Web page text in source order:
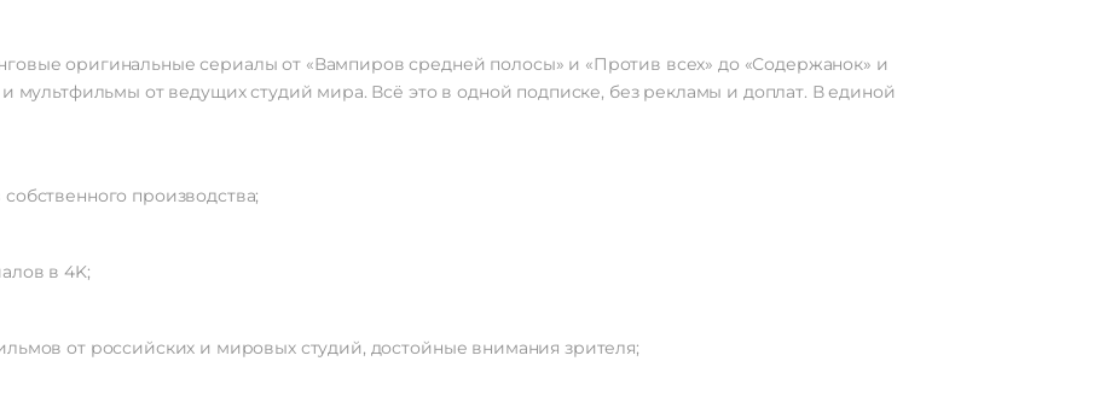
Дополнительно
Гарантия
оригинальные сериалы от «Вампиров средней полосы» и «Против всех» до «Содержанок» и
мультфильмы от ведущих студий мира. Всё это в одной подписке, без рекламы и доплат. В единой
производства;
в 4K;
от российских и мировых студий, достойные внимания зрителя;